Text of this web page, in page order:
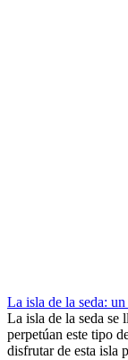
La isla de la seda:
La isla de la seda se
perpetúan este tipo
disfrutar de esta isla